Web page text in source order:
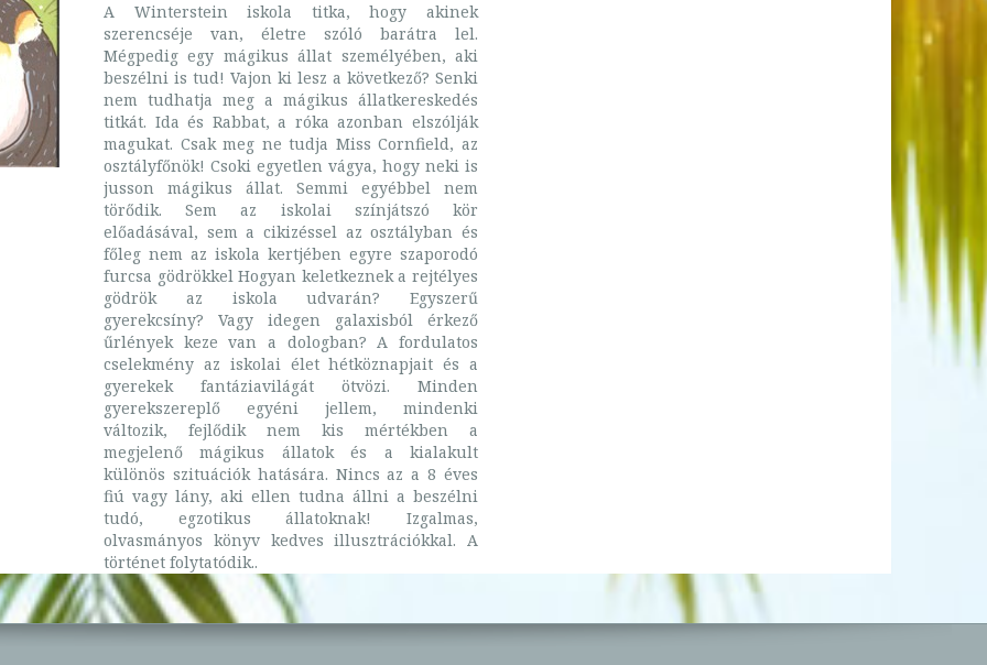
A Winterstein iskola titka, hogy akinek
szerencséje van, életre szóló barátra lel.
Mégpedig egy mágikus állat személyében, aki
beszélni is tud! Vajon ki lesz a következő? Senki
nem tudhatja meg a mágikus állatkereskedés
titkát. Ida és Rabbat, a róka azonban elszólják
magukat. Csak meg ne tudja Miss Cornfield, az
osztályfőnök! Csoki egyetlen vágya, hogy neki is
jusson mágikus állat. Semmi egyébbel nem
törődik. Sem az iskolai színjátszó kör
előadásával, sem a cikizéssel az osztályban és
főleg nem az iskola kertjében egyre szaporodó
furcsa gödrökkel Hogyan keletkeznek a rejtélyes
gödrök az iskola udvarán? Egyszerű
gyerekcsíny? Vagy idegen galaxisból érkező
űrlények keze van a dologban? A fordulatos
cselekmény az iskolai élet hétköznapjait és a
gyerekek fantáziavilágát ötvözi. Minden
gyerekszereplő egyéni jellem, mindenki
változik, fejlődik nem kis mértékben a
megjelenő mágikus állatok és a kialakult
különös szituációk hatására. Nincs az a 8 éves
fiú vagy lány, aki ellen tudna állni a beszélni
tudó, egzotikus állatoknak! Izgalmas,
olvasmányos könyv kedves illusztrációkkal. A
történet folytatódik..